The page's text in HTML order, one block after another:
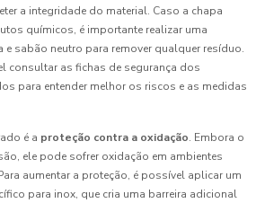
a integridade do material. Caso a chapa
químicos, é importante realizar uma
sabão neutro para remover qualquer resíduo.
consultar as fichas de segurança dos
para entender melhor os riscos e as medidas
é a proteção contra a oxidação. Embora o
ele pode sofrer oxidação em ambientes
aumentar a proteção, é possível aplicar um
para inox, que cria uma barreira adicional